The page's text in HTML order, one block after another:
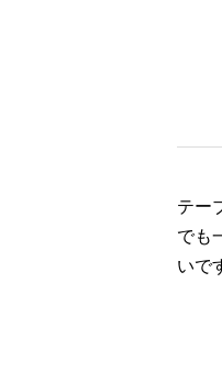
テー
でも
いで